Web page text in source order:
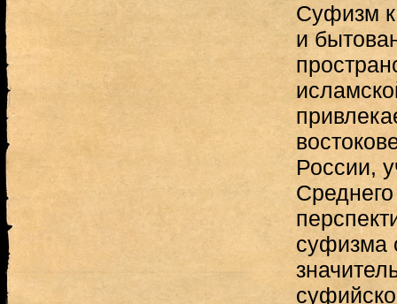
Суфизм
и
России,
суфизма